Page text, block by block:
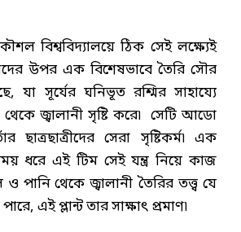
বিশ্ববিদ্যালয়ে ঠিক সেই লক্ষ্যেই
উপর এক বিশেষভাবে তৈরি সৌর
যা সূর্যের ঘনিভূত রশ্মির সাহায্যে
থেকে জ্বালানী সৃষ্টি করে৷ সেটি আডো
ছাত্রছাত্রীদের সেরা সৃষ্টিকর্ম৷ এক
ধরে এই টিম সেই যন্ত্র নিয়ে কাজ
ও পানি থেকে জ্বালানী তৈরির তত্ত্ব যে
এই প্লান্ট তার সাক্ষাৎ প্রমাণ৷